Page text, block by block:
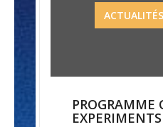
PROGRAMME
EXPERIMENTS